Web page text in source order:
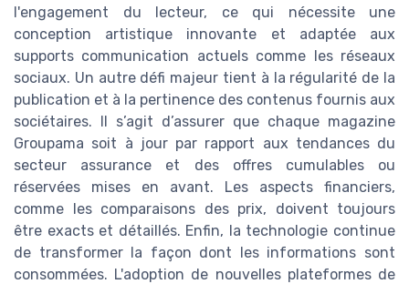
l'engagement du lecteur, ce qui nécessite une
conception artistique innovante et adaptée aux
supports communication actuels comme les réseaux
sociaux. Un autre défi majeur tient à la régularité de la
publication et à la pertinence des contenus fournis aux
sociétaires. Il s’agit d’assurer que chaque magazine
Groupama soit à jour par rapport aux tendances du
secteur assurance et des offres cumulables ou
réservées mises en avant. Les aspects financiers,
comme les comparaisons des prix, doivent toujours
être exacts et détaillés. Enfin, la technologie continue
de transformer la façon dont les informations sont
consommées. L'adoption de nouvelles plateformes de